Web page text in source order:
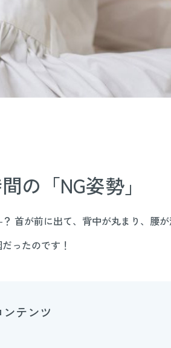
「NG姿勢」
首が前に出て、背中が丸まり、腰
ったのです！
ンテンツ